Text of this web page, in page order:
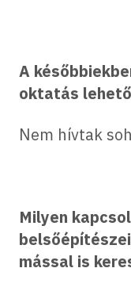
A
oktatás
Nem hívtak
Milyen
mással is